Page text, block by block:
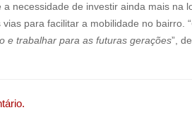
necessidade de investir ainda mais na
para facilitar a mobilidade no bairro. “
e trabalhar para as futuras gerações”,